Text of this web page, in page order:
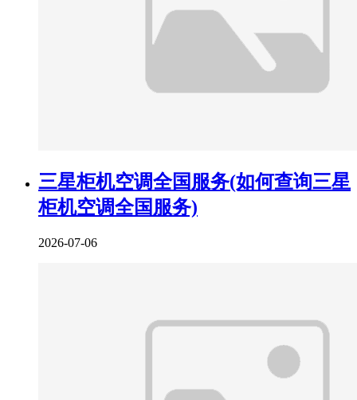
三星柜机空调全国服务(如何查询三星
柜机空调全国服务)
2026-07-06